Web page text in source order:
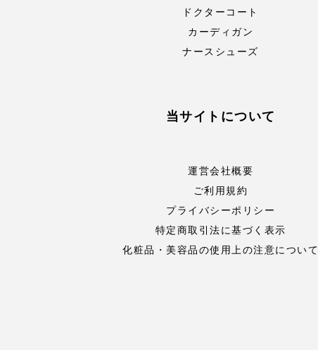
ドクターコート
カーディガン
ナースシューズ
当サイトについて
運営会社概要
ご利用規約
プライバシーポリシー
特定商取引法に基づく表示
化粧品・美容品の使用上の注意について